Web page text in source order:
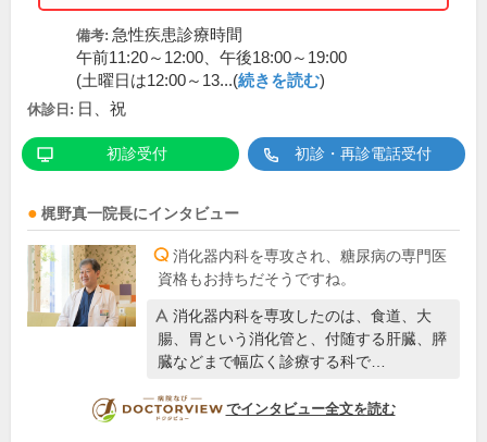
備考: 急性疾患診療時間
午前11:20～12:00、午後18:00～19:00
(土曜日は12:00～13...(続きを読む)
休診日: 日、祝
初診受付 初診・再診電話受付
梶野真一院長にインタビュー
消化器内科を専攻され、糖尿病の専門医
資格もお持ちだそうですね。
消化器内科を専攻したのは、食道、大
腸、胃という消化管と、付随する肝臓、膵
臓などまで幅広く診療する科で…
DOCTORVIEW
でインタビュー全文を読む